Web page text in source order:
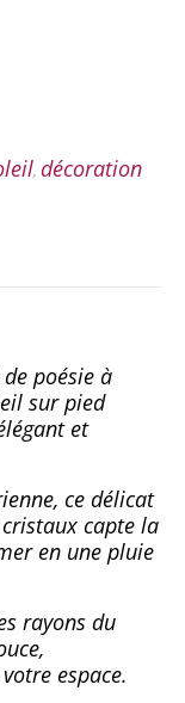
, décoration
poésie à
sur pied
et
ce délicat
capte la
en une pluie
rayons du
espace.